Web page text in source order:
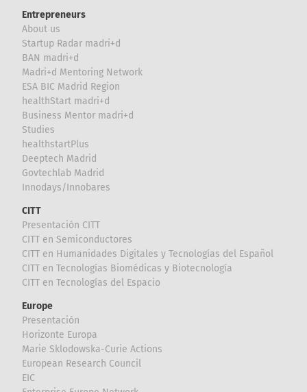
Entrepreneurs
About us
Startup Radar madri+d
BAN madri+d
Madri+d Mentoring Network
ESA BIC Madrid Region
healthStart madri+d
Business Mentor madri+d
Studies
healthstartPlus
Deeptech Madrid
Govtechlab Madrid
Innodays/Innobares
CITT
Presentación CITT
CITT en Semiconductores
CITT en Humanidades Digitales y Tecnologías del Español
CITT en Tecnologías Biomédicas y Biotecnología
CITT en Tecnologías del Espacio
Europe
Presentación
Horizonte Europa
Marie Sklodowska-Curie Actions
European Research Council
EIC